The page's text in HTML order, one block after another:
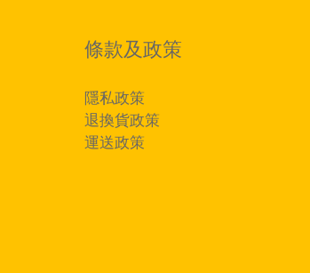
條款及政策
隱私政策
退換貨政策
運送政策